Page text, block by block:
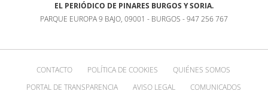
EL PERIÓDICO DE PINARES BURGOS Y SORIA.
PARQUE EUROPA 9 BAJO, 09001 - BURGOS - 947 256 767
CONTACTO POLÍTICA DE COOKIES
QUIÉNES SOMOS
PORTAL DE TRANSPARENCIA
AVISO LEGAL COMUNICADOS